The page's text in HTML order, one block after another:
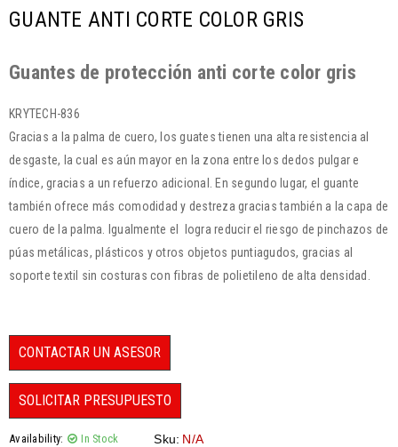
GUANTE ANTI CORTE COLOR GRIS
Guantes de protección anti corte color gris
KRYTECH-836
Gracias a la palma de cuero, los guates tienen una alta resistencia al
desgaste, la cual es aún mayor en la zona entre los dedos pulgar e
índice, gracias a un refuerzo adicional. En segundo lugar, el guante
también ofrece más comodidad y destreza gracias también a la capa de
cuero de la palma. Igualmente el logra reducir el riesgo de pinchazos de
púas metálicas, plásticos y otros objetos puntiagudos, gracias al
soporte textil sin costuras con fibras de polietileno de alta densidad.
CONTACTAR UN ASESOR
SOLICITAR PRESUPUESTO
Availability: In Stock Sku: N/A